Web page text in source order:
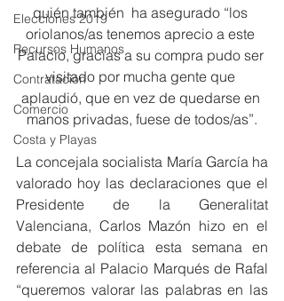
Elecciones 2019
Recursos Humanos
Contratación
Comercio
Costa y Playas
quién también  ha asegurado “los
oriolanos/as tenemos aprecio a este
Palacio, gracias a su compra pudo ser
visitado por mucha gente que
aplaudió, que en vez de quedarse en
manos privadas, fuese de todos/as”.
La concejala socialista María García ha
valorado hoy las declaraciones que el
Presidente de la Generalitat
Valenciana, Carlos Mazón hizo en el
debate de política esta semana en
referencia al Palacio Marqués de Rafal
“queremos valorar las palabras en las